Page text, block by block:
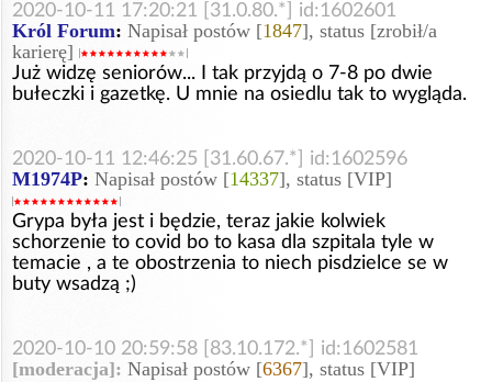
2020-10-11 17:20:21 [31.0.80.*] id:1602601
Król Forum: Napisał postów [1847], status [zrobił/a
karierę]
Już widzę seniorów... I tak przyjdą o 7-8 po dwie
bułeczki i gazetkę. U mnie na osiedlu tak to wygląda.
2020-10-11 12:46:25 [31.60.67.*] id:1602596
M1974P: Napisał postów [14337], status [VIP]
Grypa była jest i będzie, teraz jakie kolwiek
schorzenie to covid bo to kasa dla szpitala tyle w
temacie , a te obostrzenia to niech pisdzielce se w
buty wsadzą ;)
2020-10-10 20:59:58 [83.10.172.*] id:1602581
[moderacja]: Napisał postów [6367], status [VIP]